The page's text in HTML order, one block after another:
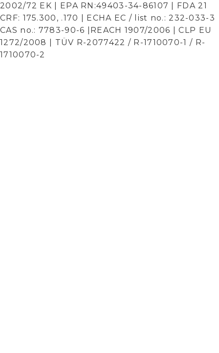
2002/72 EK | EPA RN:49403-34-86107 | FDA 21
CRF: 175.300, .170 | ECHA EC / list no.: 232-033-3
CAS no.: 7783-90-6 |REACH 1907/2006 | CLP EU
1272/2008 | TÜV R-2077422 / R-1710070-1 / R-
1710070-2